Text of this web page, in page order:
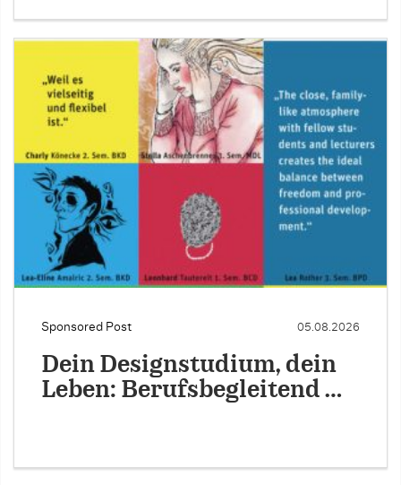
Sponsored Post 05.08.2026
Dein Designstudium, dein
Leben: Berufsbegleitend …